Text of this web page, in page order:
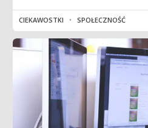
CIEKAWOSTKI • SPOŁECZNOŚĆ